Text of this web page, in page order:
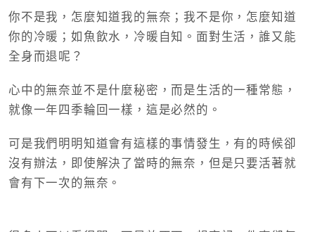
你不是我，怎麼知道我的無奈；我不是你，怎麼知道
你的冷暖；如魚飲水，冷暖自知。面對生活，誰又能
全身而退呢？
心中的無奈並不是什麼秘密，而是生活的一種常態，
就像一年四季輪回一樣，這是必然的。
可是我們明明知道會有這樣的事情發生，有的時候卻
沒有辦法，即使解決了當時的無奈，但是只要活著就
會有下一次的無奈。